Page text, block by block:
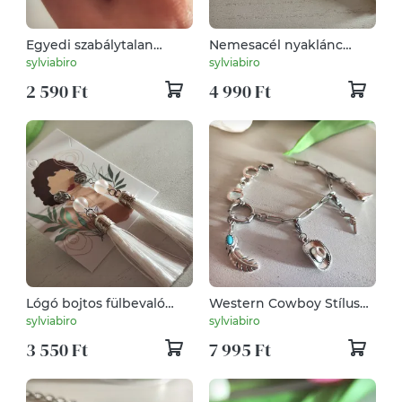
Egyedi szabálytalan
hematit gumis gyűrű –
unisex
sylviabiro
2 590 Ft
Nemesacél nyaklánc
fehér bojtos medállal –
elegáns és tartós ékszer!
sylviabiro
4 990 Ft
Lógó bojtos fülbevaló
matt hegyikristály
gyönggyel – elegáns,
bohém stílus!
sylviabiro
3 550 Ft
Western Cowboy Stílusú
Nemesacél Karkötő
Charmokkal!
sylviabiro
7 995 Ft